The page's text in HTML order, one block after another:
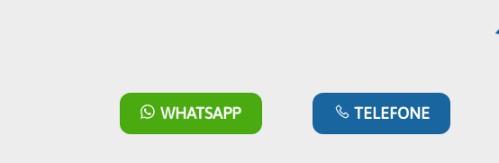
WHATSAPP TELEFONE